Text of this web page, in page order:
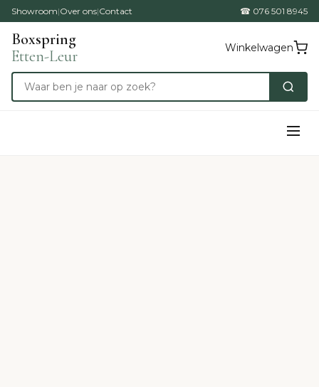
Showroom|Over ons|Contact ☎ 076 501 8945
Boxspring
Etten-Leur
Winkelwagen